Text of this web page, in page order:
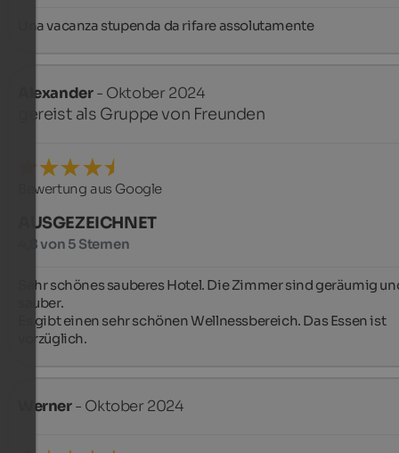
Una vacanza stupenda da rifare assolutamente
Alexander- Oktober 2024
gereist als Gruppe von Freunden
Bewertung aus Google
AUSGEZEICHNET
4,8 von 5 Sternen
Sehr schönes sauberes Hotel. Die Zimmer sind geräumig
sauber.
Es gibt einen sehr schönen Wellnessbereich. Das Essen ist
vorzüglich.
Werner- Oktober 2024